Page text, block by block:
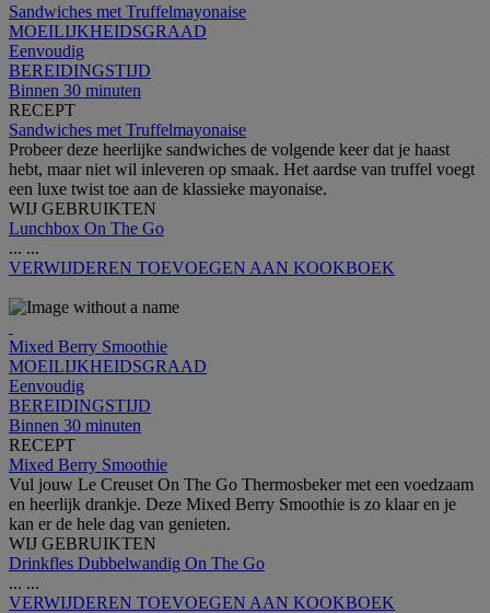
Sandwiches met Truffelmayonaise
MOEILIJKHEIDSGRAAD
Eenvoudig
BEREIDINGSTIJD
Binnen 30 minuten
RECEPT
Sandwiches met Truffelmayonaise
Probeer deze heerlijke sandwiches de volgende keer dat je haast
hebt, maar niet wil inleveren op smaak. Het aardse van truffel voegt
een luxe twist toe aan de klassieke mayonaise.
WIJ GEBRUIKTEN
Lunchbox On The Go
... ...
VERWIJDEREN TOEVOEGEN AAN KOOKBOEK
Mixed Berry Smoothie
MOEILIJKHEIDSGRAAD
Eenvoudig
BEREIDINGSTIJD
Binnen 30 minuten
RECEPT
Mixed Berry Smoothie
Vul jouw Le Creuset On The Go Thermosbeker met een voedzaam
en heerlijk drankje. Deze Mixed Berry Smoothie is zo klaar en je
kan er de hele dag van genieten.
WIJ GEBRUIKTEN
Drinkfles Dubbelwandig On The Go
... ...
VERWIJDEREN TOEVOEGEN AAN KOOKBOEK